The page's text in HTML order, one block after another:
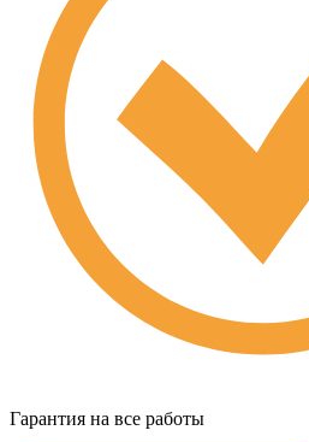
Гарантия на все работы